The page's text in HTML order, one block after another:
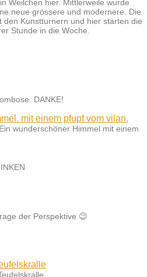
Weilchen hier. Mittlerweile wurde
neue grössere und modernere. Die
den Kunstturnern und hier starten die
Stunde in die Woche.
DANKE!
wunderschöner Himmel mit einem
der Perspektive 😉